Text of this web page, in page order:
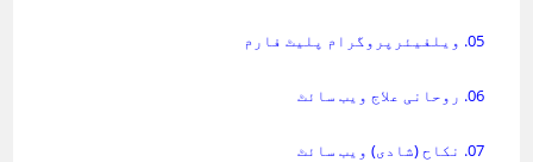
05. ویلفیئرپروگرام پلیٹ فارم
06. روحانی علاج ویب سائٹ
07. نکاح (شادی) ویب سائٹ